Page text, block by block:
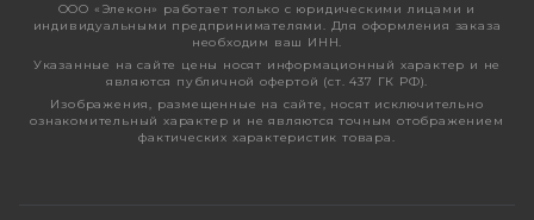
ООО «Элекон» работает только с юридическими лицами и
индивидуальными предпринимателями. Для оформления заказа
необходим ваш ИНН.
Указанные на сайте цены носят информационный характер и не
являются публичной офертой (ст. 437 ГК РФ).
Изображения, размещенные на сайте, носят исключительно
ознакомительный характер и не являются точным отображением
фактических характеристик товара.